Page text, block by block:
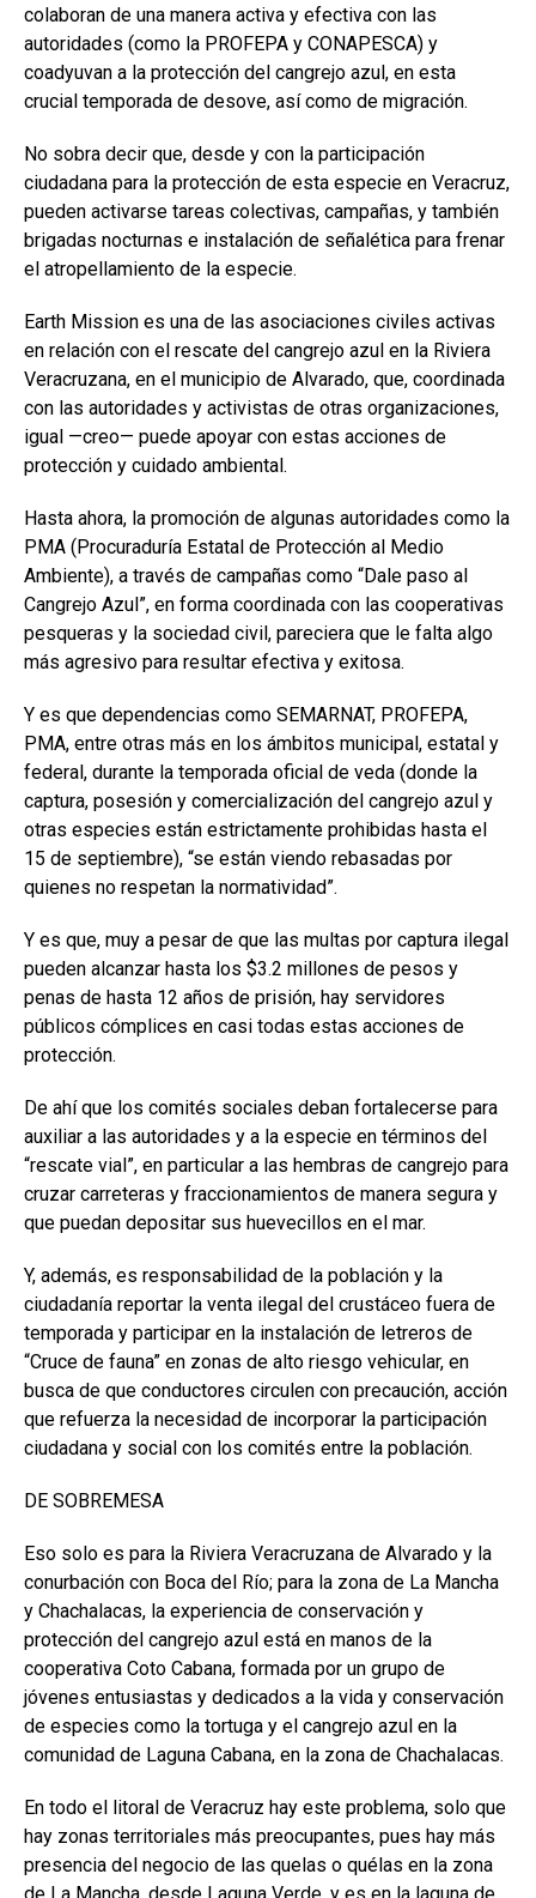
colaboran de una manera activa y efectiva con las
autoridades (como la PROFEPA y CONAPESCA) y
coadyuvan a la protección del cangrejo azul, en esta
crucial temporada de desove, así como de migración.
No sobra decir que, desde y con la participación
ciudadana para la protección de esta especie en Veracruz,
pueden activarse tareas colectivas, campañas, y también
brigadas nocturnas e instalación de señalética para frenar
el atropellamiento de la especie.
Earth Mission es una de las asociaciones civiles activas
en relación con el rescate del cangrejo azul en la Riviera
Veracruzana, en el municipio de Alvarado, que, coordinada
con las autoridades y activistas de otras organizaciones,
igual —creo— puede apoyar con estas acciones de
protección y cuidado ambiental.
Hasta ahora, la promoción de algunas autoridades como la
PMA (Procuraduría Estatal de Protección al Medio
Ambiente), a través de campañas como “Dale paso al
Cangrejo Azul”, en forma coordinada con las cooperativas
pesqueras y la sociedad civil, pareciera que le falta algo
más agresivo para resultar efectiva y exitosa.
Y es que dependencias como SEMARNAT, PROFEPA,
PMA, entre otras más en los ámbitos municipal, estatal y
federal, durante la temporada oficial de veda (donde la
captura, posesión y comercialización del cangrejo azul y
otras especies están estrictamente prohibidas hasta el
15 de septiembre), “se están viendo rebasadas por
quienes no respetan la normatividad”.
Y es que, muy a pesar de que las multas por captura ilegal
pueden alcanzar hasta los $3.2 millones de pesos y
penas de hasta 12 años de prisión, hay servidores
públicos cómplices en casi todas estas acciones de
protección.
De ahí que los comités sociales deban fortalecerse para
auxiliar a las autoridades y a la especie en términos del
“rescate vial”, en particular a las hembras de cangrejo para
cruzar carreteras y fraccionamientos de manera segura y
que puedan depositar sus huevecillos en el mar.
Y, además, es responsabilidad de la población y la
ciudadanía reportar la venta ilegal del crustáceo fuera de
temporada y participar en la instalación de letreros de
“Cruce de fauna” en zonas de alto riesgo vehicular, en
busca de que conductores circulen con precaución, acción
que refuerza la necesidad de incorporar la participación
ciudadana y social con los comités entre la población.
DE SOBREMESA
Eso solo es para la Riviera Veracruzana de Alvarado y la
conurbación con Boca del Río; para la zona de La Mancha
y Chachalacas, la experiencia de conservación y
protección del cangrejo azul está en manos de la
cooperativa Coto Cabana, formada por un grupo de
jóvenes entusiastas y dedicados a la vida y conservación
de especies como la tortuga y el cangrejo azul en la
comunidad de Laguna Cabana, en la zona de Chachalacas.
En todo el litoral de Veracruz hay este problema, solo que
hay zonas territoriales más preocupantes, pues hay más
presencia del negocio de las quelas o quélas en la zona